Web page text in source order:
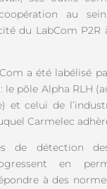
au sein
du LabCom P2R
a été labélisé
pôle Alpha RLH
et celui de
Carmelec
de détection
en
à des